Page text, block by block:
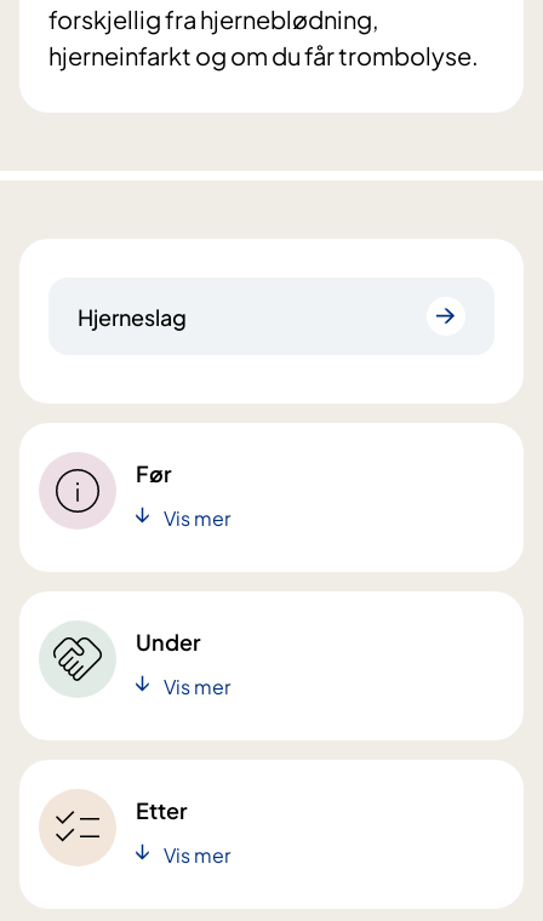
forskjellig fra hjerneblødning,
hjerneinfarkt og om du får trombolyse.
Hjerneslag
Før
Vis mer
Under
Vis mer
Etter
Vis mer